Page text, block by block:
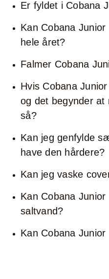
Er fyldet i Cobana
Kan Cobana
hele året?
Falmer Cobana
Hvis Cobana
og det begynder at
så?
Kan jeg genfylde
have den hårdere?
Kan jeg vaske
Kan Cobana Junior
saltvand?
Kan Cobana